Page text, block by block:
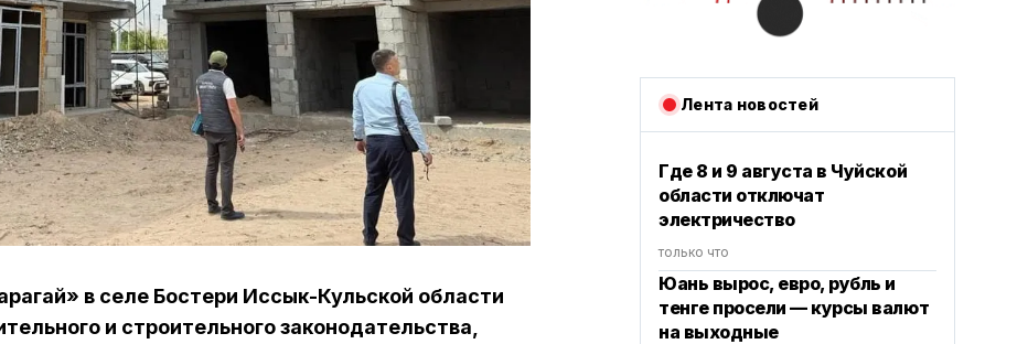
в селе Бостери Иссык-Кульской области
и строительного законодательства,
Лента новостей
Где 8 и 9 августа в Чуйской
области отключат
электричество
только что
Юань вырос, евро, рубль и
тенге просели — курсы валют
на выходные